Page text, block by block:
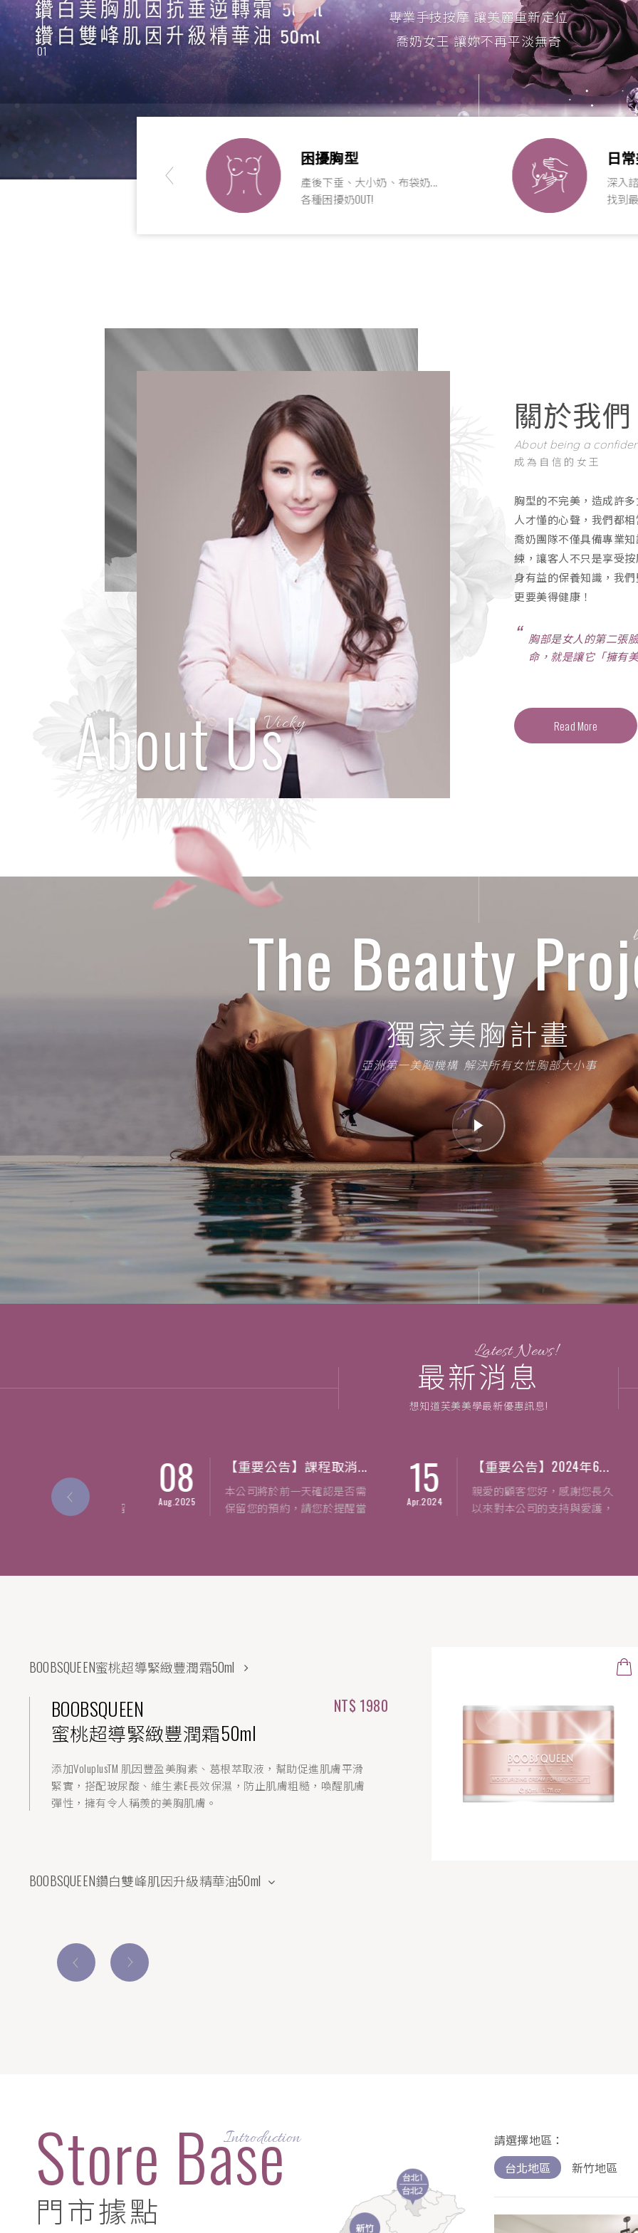
專業手技按摩 讓美麗重新定位
喬奶女王 讓妳不再平淡無奇
01
拉提
越大、下垂越強，
困擾胸型
產後下垂、大小奶、布袋奶...
各種困擾奶OUT!
日常
深入諮
找到最
About Us
關於我們
About being a
成為自信的女王
胸型的不完美，造成許
人才懂的心聲，我們都
喬奶團隊不僅具備專業
練，讓客人不只是享受
身有益的保養知識，我
更要美得健康！
胸部是女人的第二張
命，就是讓它「擁有
Read More
The Beauty
獨家美胸計畫
亞洲第一美胸機構 解決所有女性胸部大小事
Read More
最新消息
想知道芙美美學最新優惠訊息!
,感謝您對芙美
您的權益,敬請留
Aug.2025
【重要公告】課程取消...
本公司將於前一天確認是否需
保留您的預約，請您於提醒當
【重要公告】2024年6...
親愛的顧客您好，感謝您長久
以來對本公司的支持與愛護，
BOOBSQUEEN 3+微導晶萃撫紋逆轉膠囊50ml
BOOBSQUEEN雙峰彈力全能精華油50ml
BOOBSQUEEN鑽白雙峰肌因升級精華油50ml
BOOBSQUEEN
鑽白雙峰肌因升級精華油50ml
NT$ 2680
獨家精選濃縮配方，打造傲人美胸。「美胸秘方」再升級，大幅提
升30%有效性。
BOOBSQUEEN鑽白美胸肌因抗垂逆轉霜50ml
Store Base
門市據點
請選擇地區：
台北地區
新竹地區